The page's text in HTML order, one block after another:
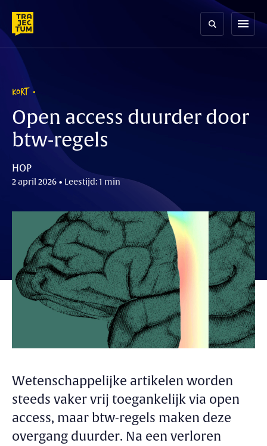
content
menu
KORT
Open access duurder door
btw-regels
HOP
2 april 2026 • Leestijd: 1 min
Wetenschappelijke artikelen worden
steeds vaker vrij toegankelijk via open
access, maar btw-regels maken deze
overgang duurder. Na een verloren